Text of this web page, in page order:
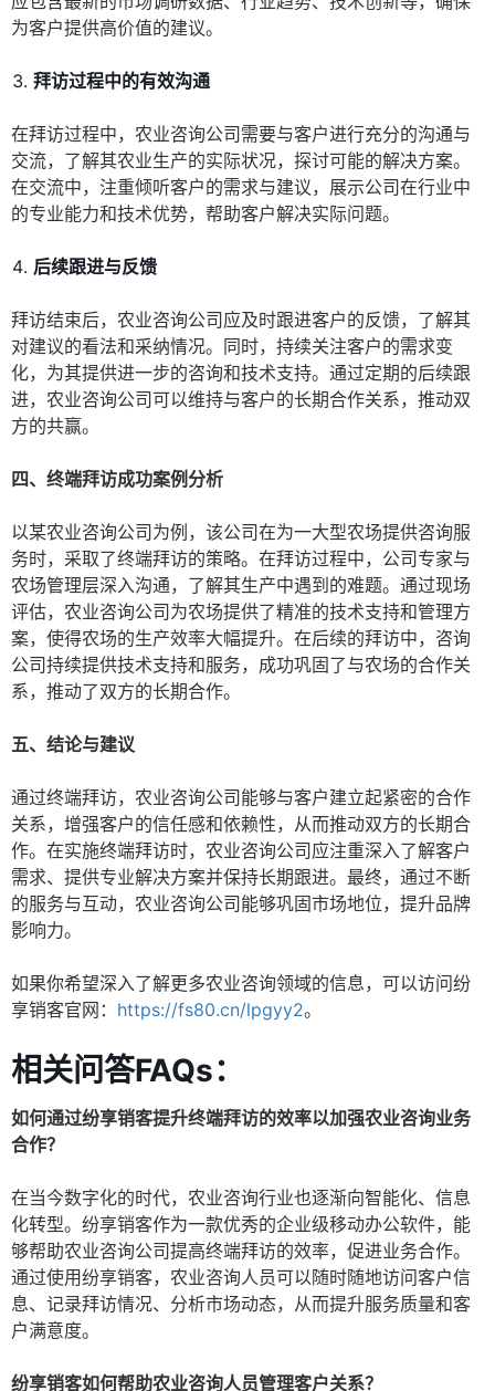
为客户提供高价值的建议。
拜访过程中的有效沟通
在拜访过程中，农业咨询公司需要与客户进行充分的沟通与
交流，了解其农业生产的实际状况，探讨可能的解决方案。
在交流中，注重倾听客户的需求与建议，展示公司在行业中
的专业能力和技术优势，帮助客户解决实际问题。
后续跟进与反馈
拜访结束后，农业咨询公司应及时跟进客户的反馈，了解其
对建议的看法和采纳情况。同时，持续关注客户的需求变
化，为其提供进一步的咨询和技术支持。通过定期的后续跟
进，农业咨询公司可以维持与客户的长期合作关系，推动双
方的共赢。
四、终端拜访成功案例分析
以某农业咨询公司为例，该公司在为一大型农场提供咨询服
务时，采取了终端拜访的策略。在拜访过程中，公司专家与
农场管理层深入沟通，了解其生产中遇到的难题。通过现场
评估，农业咨询公司为农场提供了精准的技术支持和管理方
案，使得农场的生产效率大幅提升。在后续的拜访中，咨询
公司持续提供技术支持和服务，成功巩固了与农场的合作关
系，推动了双方的长期合作。
五、结论与建议
通过终端拜访，农业咨询公司能够与客户建立起紧密的合作
关系，增强客户的信任感和依赖性，从而推动双方的长期合
作。在实施终端拜访时，农业咨询公司应注重深入了解客户
需求、提供专业解决方案并保持长期跟进。最终，通过不断
的服务与互动，农业咨询公司能够巩固市场地位，提升品牌
影响力。
如果你希望深入了解更多农业咨询领域的信息，可以访问纷
享销客官网： https://fs80.cn/lpgyy2。
相关问答FAQs：
如何通过纷享销客提升终端拜访的效率以加强农业咨询业务
合作？
在当今数字化的时代，农业咨询行业也逐渐向智能化、信息
化转型。纷享销客作为一款优秀的企业级移动办公软件，能
够帮助农业咨询公司提高终端拜访的效率，促进业务合作。
通过使用纷享销客，农业咨询人员可以随时随地访问客户信
息、记录拜访情况、分析市场动态，从而提升服务质量和客
户满意度。
纷享销客如何帮助农业咨询人员管理客户关系？